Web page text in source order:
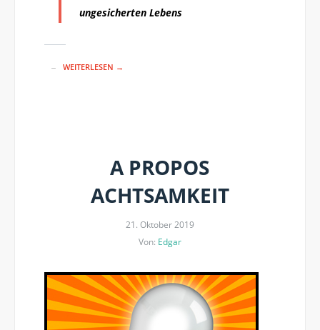
ungesicherten Lebens
WEITERLESEN →
A PROPOS
ACHTSAMKEIT
21. Oktober 2019
Von: Edgar